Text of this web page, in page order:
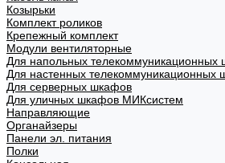
Козырьки
Комплект роликов
Крепежный комплект
Модули вентиляторные
Для напольных
Для настенных
Для серверных шкафов
Для уличных шкафов МИКсистем
Направляющие
Органайзеры
Панели эл. питания
Полки